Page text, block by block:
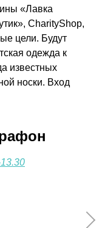
«Лавка
CharityShop,
цели. Будут
одежда к
известных
носки. Вход